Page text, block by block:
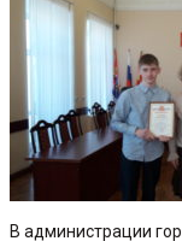
В администрации